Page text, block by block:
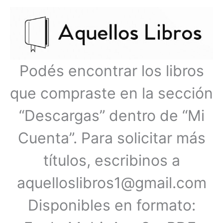
Podés encontrar los libros
que compraste en la sección
“Descargas” dentro de “Mi
Cuenta”. Para solicitar más
títulos, escribinos a
aquelloslibros1@gmail.com
Disponibles en formato:
principal